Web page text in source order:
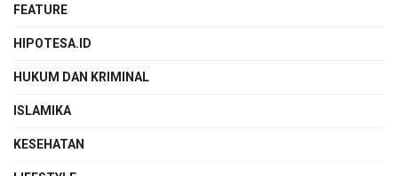
FEATURE
HIPOTESA.ID
HUKUM DAN KRIMINAL
ISLAMIKA
KESEHATAN